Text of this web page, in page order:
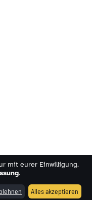
|Datenschutz
mit eurer Einwilligung.
.
Alles akzeptieren